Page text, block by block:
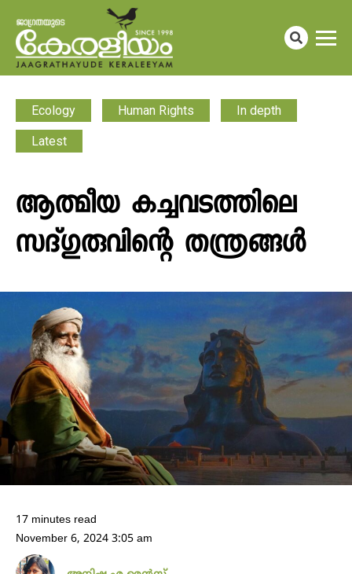
Ecology Human Rights In depth
Latest
ആത്മീയ കച്ചവടത്തിലെ
സദ്​ഗുരുവിന്റെ തന്ത്രങ്ങൾ
17 minutes read
November 6, 2024 3:05 am